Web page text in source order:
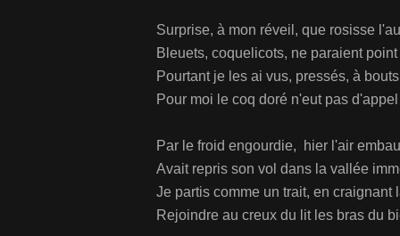
Surprise, à mon réveil, que rosisse
Bleuets, coquelicots, ne paraient
Pourtant je les ai vus, pressés, à
Pour moi le coq doré n'eut pas
Par le froid engourdie, hier l'air
Avait repris son vol dans la vallée
Je partis comme un trait, en craignant
Rejoindre au creux du lit les bras du